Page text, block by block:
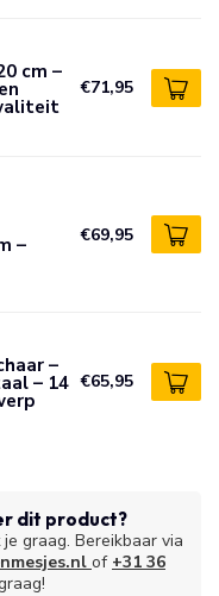
cm –
€71,95
– €69,95
–
– 14 €65,95
dit product?
graag. Bereikbaar via
of +31 36